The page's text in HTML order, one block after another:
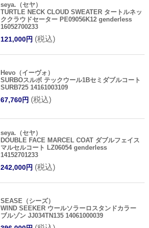
seya.（セヤ）
TURTLE NECK CLOUD SWEATER タートルネッ
ククラウドセーター PE09056K12 genderless
16052700233
121,000円 (税込)
Hevo（イーヴォ）
SURBOスルボ テックウール1Bセミダブルコート
SURB725 14161003109
67,760円 (税込)
seya.（セヤ）
DOUBLE FACE MARCEL COAT ダブルフェイス
マルセルコート LZ06054 genderless
14152701233
242,000円 (税込)
SEASE（シーズ）
WIND SEEKER ウールソラーロスタンドカラー
ブルゾン JJ034TN135 14061000039